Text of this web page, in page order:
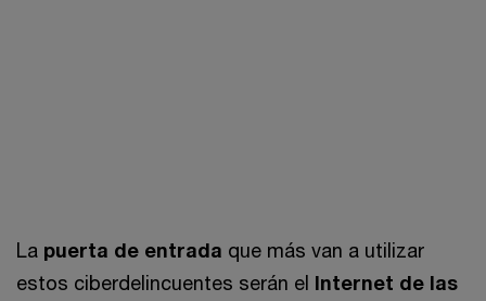
La puerta de entrada que más van a utilizar
estos ciberdelincuentes serán el Internet de las